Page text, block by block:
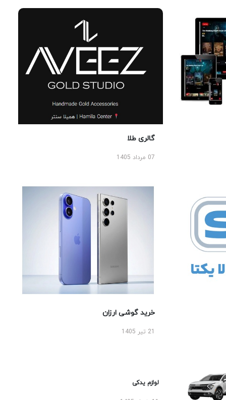
گالری طلا
07 مرداد 1405
خرید گوشی ارزان
لوازم یدکی